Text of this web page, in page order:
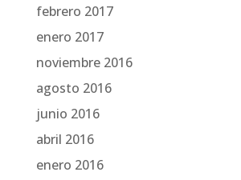
febrero 2017
enero 2017
noviembre 2016
agosto 2016
junio 2016
abril 2016
enero 2016